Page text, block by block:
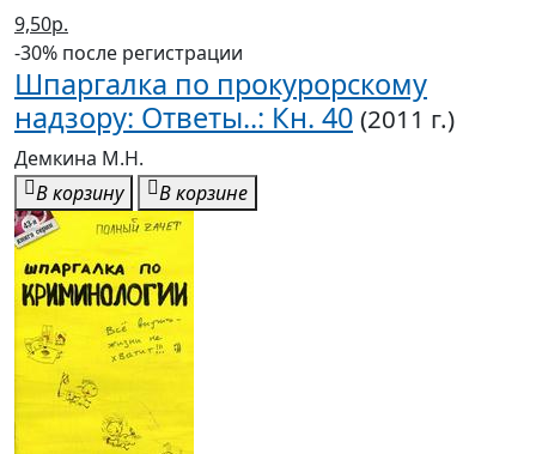
9,50р.
-30% после регистрации
Шпаргалка по прокурорскому
надзору: Ответы..: Кн. 40 (2011 г.)
Демкина М.Н.
В корзину
В корзине